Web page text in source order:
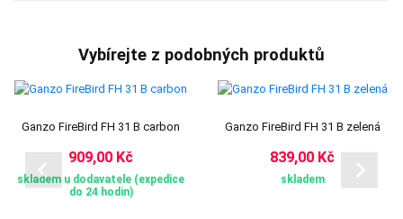
Vybírejte z podobných produktů
Ganzo FireBird FH 31 B carbon
909,00 Kč
skladem u dodavatele (expedice
do 24 hodin)
Ganzo FireBird FH 31 B zelená
839,00 Kč
skladem